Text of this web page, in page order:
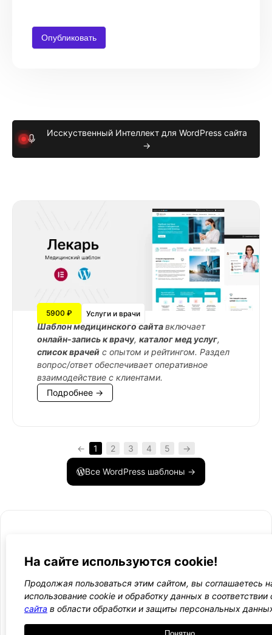
Исскуственный Интеллект для WordPress сайта
→
5900 ₽ Услуги и врачи
Шаблон медицинского сайтавключает
онлайн-запись к врачу, каталог мед услуг,
список врачей с опытом и рейтингом. Раздел
вопрос/ответ обеспечивает оперативное
взаимодействие с клиентами.
Подробнее →
← 1 2 3 4 5 →
Все WordPress шаблоны →
WordPress лаборатория
Ещё один сайт на WordPress 💛
2021 — 2026 - Обратная связь
-
-
На сайте используются cookie!
Продолжая пользоваться этим сайтом, вы соглашаетесь
использование cookie и обработку данных в соответствии
сайта в области обработки и защиты персональных